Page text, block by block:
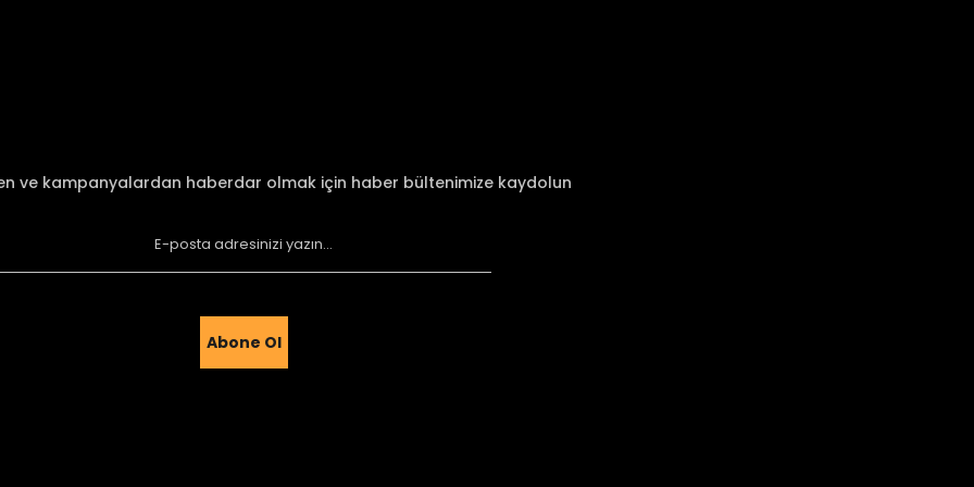
Gönder
ve kampanyalardan haberdar olmak için haber bültenimize kaydolun
Abone Ol